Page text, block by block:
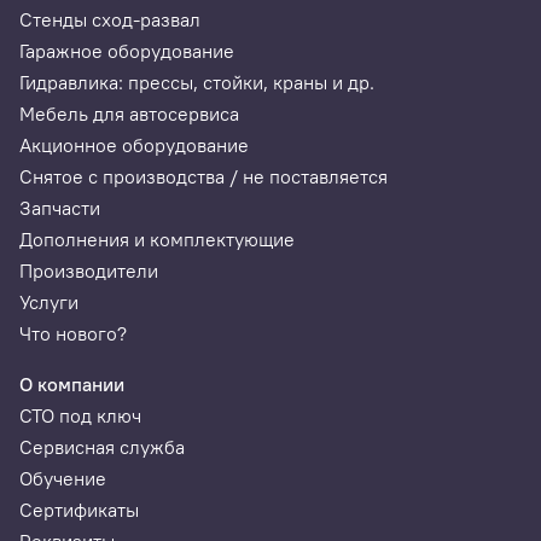
Hyundai, Kia, SsangYong, DAEWOO, Hyundai CV,
Китай:
Byd, Chery, Geely, Brilliance Great Wall, Foton (Eng),
Maxus (Eng), Borgward (Eng), MG (Eng), DFSK, Zotye
(Eng), BAIC (Eng)
США:
Малайзия:
Perodua (Eng), Proton (Eng)
Mahindra (Eng), Tata (Eng)
Стенды сход-развал
Гаражное оборудование
Гидравлика: прессы, стойки, краны и др.
Мебель для автосервиса
Акционное оборудование
Снятое с производства / не поставляется
Запчасти
Дополнения и комплектующие
Производители
Услуги
Что нового?
О компании
СТО под ключ
Сервисная служба
Обучение
Сертификаты